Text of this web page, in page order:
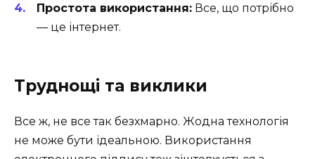
Простота використання: Все, що потрібно
— це інтернет.
Труднощі та виклики
Все ж, не все так безхмарно. Жодна технологія
не може бути ідеальною. Використання